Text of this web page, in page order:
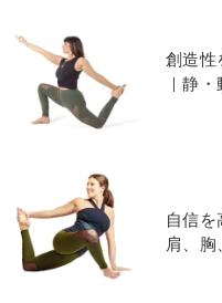
創造性
｜静
自信を
肩、胸